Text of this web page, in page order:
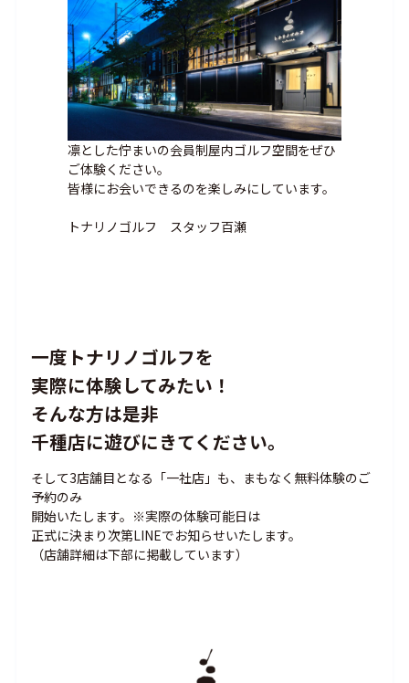
凛とした佇まいの会員制屋内ゴルフ空間をぜひ
ご体験ください。
皆様にお会いできるのを楽しみにしています。
トナリノゴルフ スタッフ百瀬
一度トナリノゴルフを
実際に体験してみたい！
そんな方は是非
千種店に遊びにきてください。
そして3店舗目となる「一社店」も、まもなく無料体験のご
予約のみ
開始いたします。※実際の体験可能日は
正式に決まり次第LINEでお知らせいたします。
（店舗詳細は下部に掲載しています）